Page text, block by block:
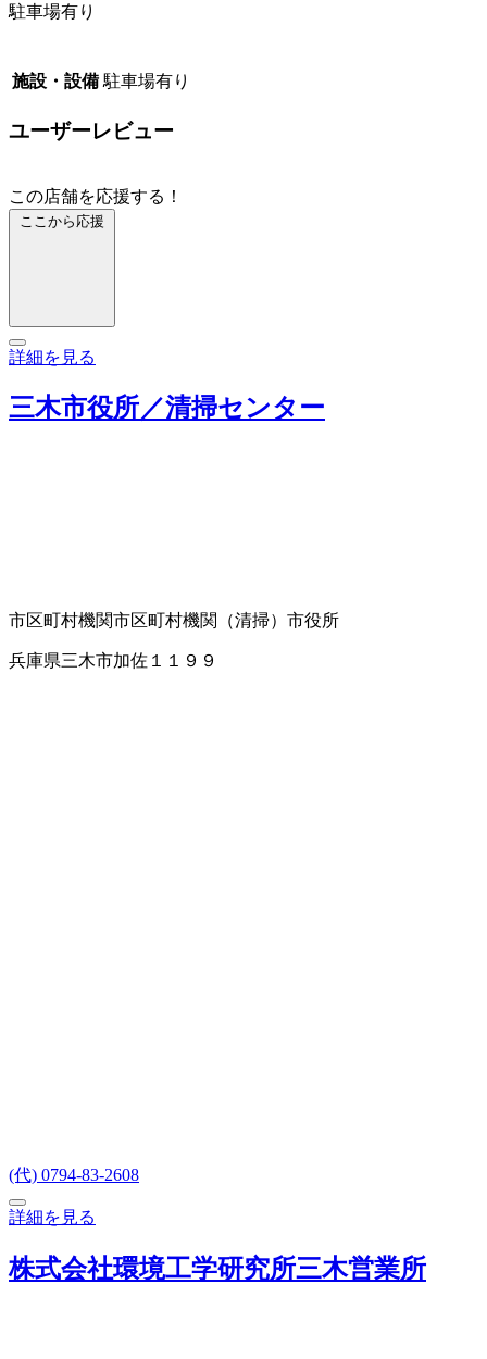
駐車場有り
施設・設備 駐車場有り
ユーザーレビュー
この店舗を応援する！
ここから応援
詳細を見る
三木市役所／清掃センター
市区町村機関市区町村機関（清掃） 市役所
兵庫県三木市加佐１１９９
(代) 0794-83-2608
詳細を見る
株式会社環境工学研究所三木営業所